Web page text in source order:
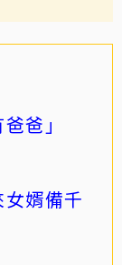
爸爸」
婿備千